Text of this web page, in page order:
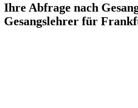
Ihre Abfrage nach
Gesangslehrer für